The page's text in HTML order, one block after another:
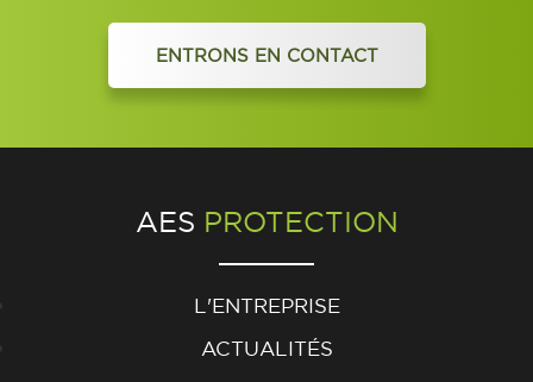
ENTRONS EN CONTACT
AES PROTECTION
L'ENTREPRISE
ACTUALITÉS